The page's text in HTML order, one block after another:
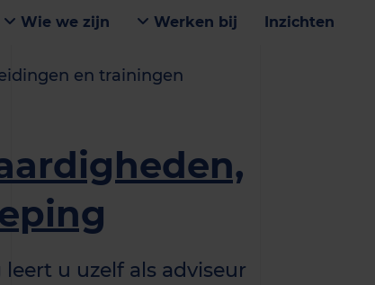
Wie we zijn Werken bij Inzichten
en trainingen
u uzelf als adviseur